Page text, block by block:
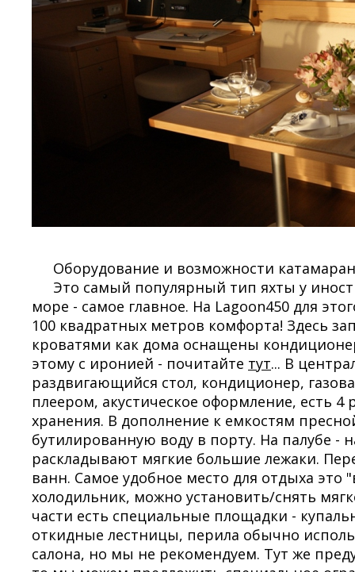
Оборудование и возможности
Это самый популярный тип яхты у
море - самое главное. На Lagoon450 для
100 квадратных метров комфорта! Здесь
кроватями как дома оснащены
этому с иронией - почитайте тут... В
раздвигающийся стол, кондиционер,
плеером, акустическое оформление, есть
хранения. В дополнение к емкостям
бутилированную воду в порту. На палубе -
раскладывают мягкие большие лежаки.
ванн. Самое удобное место для отдыха это
холодильник, можно установить/снять
части есть специальные площадки -
откидные лестницы, перила обычно
салона, но мы не рекомендуем. Тут же